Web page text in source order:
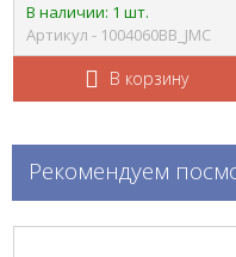
В наличии: 1 шт.
Артикул - 1004060BB_JMC
В корзину
Рекомендуем